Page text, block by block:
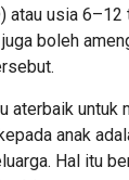
atau usia 6–12
boleh
aterbaik untuk
anak
Hal itu